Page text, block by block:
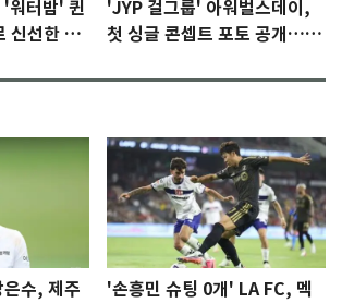
'워터밤' 퀸
신선한 충
'JYP 걸그룹' 아워벌스데이,
첫 싱글 콘셉트 포토 공개…청
수, 제주
'손흥민 슈팅 0개' LA FC, 멕